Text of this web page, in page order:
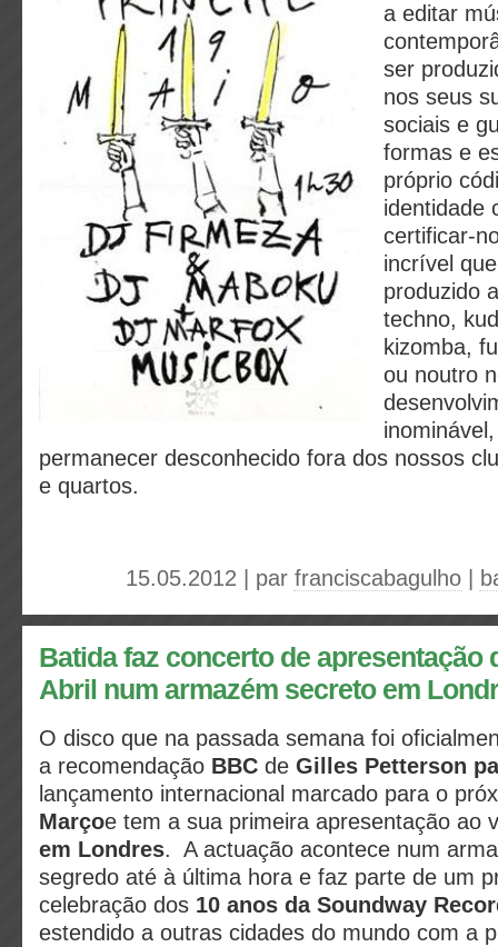
a editar
ser
nos seus
sociais e
formas e
próprio
identidade
certificar-
incrível
produzido
techno,
kizomba,
ou noutro
permanecer desconhecido fora dos nossos
e quartos.
15.05.2012 | par franciscabagulho
Batida faz concerto de apresentação
Abril num armazém secreto em
O disco que na passada semana foi
a recomendação BBC de Gilles Petterson
lançamento internacional marcado para o
Marçoe tem a sua primeira apresentação ao
em Londres. A actuação acontece num
segredo até à última hora e faz parte de um
celebração dos 10 anos da Soundway
estendido a outras cidades do mundo com a